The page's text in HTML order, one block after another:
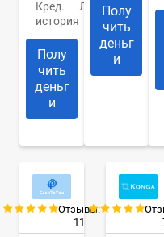
Кред.
история
Любая
Полу
чить
деньг
и
Полу
чить
деньг
и
Отзывы:
11